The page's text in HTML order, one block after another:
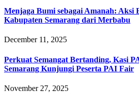
Menjaga Bumi sebagai Amanah: Aksi
Kabupaten Semarang dari Merbabu
December 11, 2025
Perkuat Semangat Bertanding, Kasi
Semarang Kunjungi Peserta PAI Fair
November 27, 2025